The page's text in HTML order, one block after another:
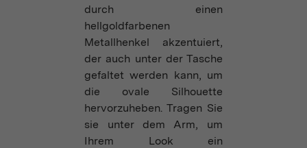
durch einen
hellgoldfarbenen
Metallhenkel akzentuiert,
der auch unter der Tasche
gefaltet werden kann, um
die ovale Silhouette
hervorzuheben. Tragen Sie
sie unter dem Arm, um
Ihrem Look ein